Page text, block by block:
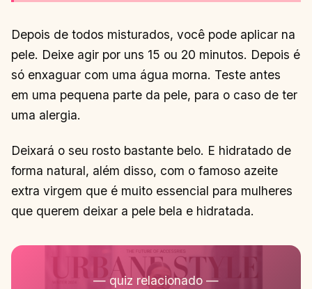
Depois de todos misturados, você pode aplicar na
pele. Deixe agir por uns 15 ou 20 minutos. Depois é
só enxaguar com uma água morna. Teste antes
em uma pequena parte da pele, para o caso de ter
uma alergia.
Deixará o seu rosto bastante belo. E hidratado de
forma natural, além disso, com o famoso azeite
extra virgem que é muito essencial para mulheres
que querem deixar a pele bela e hidratada.
— quiz relacionado —